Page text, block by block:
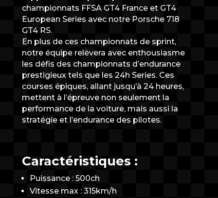
championnats FFSA GT4 France et GT4
European Series avec notre Porsche 718
GT4 RS.
En plus de ces championnats de sprint,
notre équipe relèvera avec enthousiasme
les défis des championnats d’endurance
prestigieux tels que les 24h Series. Ces
courses épiques, allant jusqu’à 24 heures,
mettent à l’épreuve non seulement la
performance de la voiture, mais aussi la
stratégie et l’endurance des pilotes.
Caractéristiques :
Puissance : 500ch
Vitesse max : 315km/h